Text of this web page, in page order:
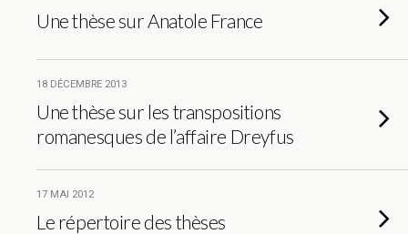
Une thèse sur Anatole France
18 DÉCEMBRE 2013
Une thèse sur les transpositions
romanesques de l’affaire Dreyfus
17 MAI 2012
Le répertoire des thèses